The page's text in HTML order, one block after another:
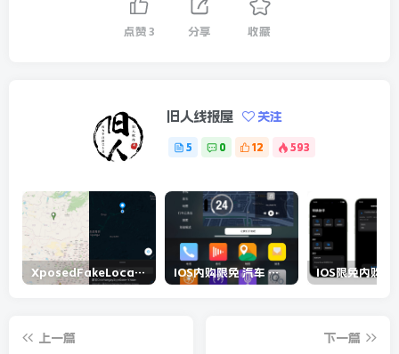
点赞 3 分享 收藏
旧人线报屋 关注
5 0 12 593
XposedFakeLocation-模拟位置模块v0.0.3 IOS内购限免 汽车 车机 仪表盘
上一篇
下一篇